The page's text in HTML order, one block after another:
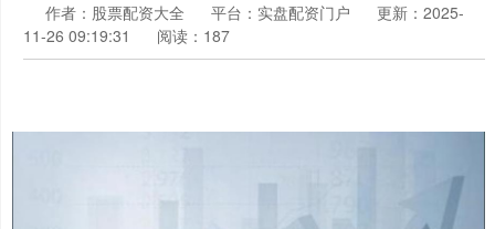
作者：股票配资大全 平台：实盘配资门户
更新：2025-
11-26 09:19:31
阅读：187